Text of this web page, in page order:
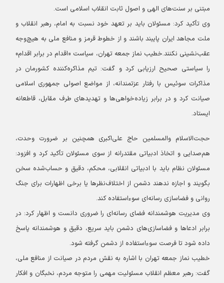
مبتنی بر سنت‌های الهی و اصول ثابت انقلاب اسلامی است.
وی تأکید کرد: مسئولان باید بر تعهد خود نسبت به امام، رهبر انقلاب و
ملت مجاهد ایران پایبند باشند و از خطوط قرمز و منافع ملی به هیچ‌وجه
عقب‌نشینی نکنند.خطیب نماز جمعه تهران، سیاست «اقدام در برابر اقدام»
را سیاستی صحیح ارزیابی کرد و گفت: تیم مذاکره‌کننده کشورمان در
مذاکرات سوئیس با رفتار عزتمندانه، از مواضع اصولی جمهوری اسلامی
صیانت کرد و در برابر زیاده‌خواهی‌ها و تهدیدهای طرف مقابل، قاطعانه
ایستاد.
حجت‌الاسلام والمسلمین حاج علی‌اکبری همچنین بر ضرورت وحدت،
هم‌صدایی و اتخاذ ادبیاتی مقتدرانه از سوی مسئولان تأکید کرد و افزود:
مسئولان نظام باید با ادبیاتی انقلابی، محکم، دقیق و حساب‌شده سخن
بگویند و اجازه ندهند دشمن از اختلاف‌نظرها یا برخی اظهارات برای جنگ
روانی و فضاسازی رسانه‌ای سوءاستفاده کند.
وی مدیریت هوشمندانه فضای رسانه‌ای را ضروری دانست و اظهار کرد: در
برابر ادعاها و فضاسازی‌های دشمن باید سریع، دقیق و هوشمندانه پاسخ
داده شود تا فرصت سوءاستفاده از دشمن گرفته شود.
خطیب نماز جمعه تهران با اشاره به نقش مردم در صیانت از منافع ملی،
گفت: رهبر معظم انقلاب مسئولیت مهمی را متوجه مردم، نخبگان و افکار